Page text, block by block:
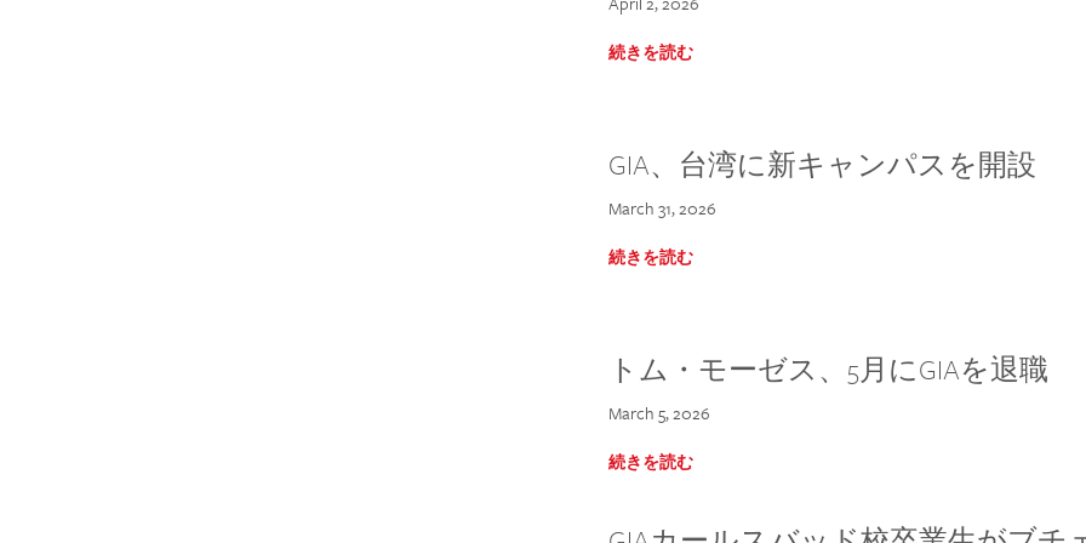
続きを読む
GIA、台湾に新キャンパスを開設
March 31, 2026
続きを読む
トム・モーゼス、5月にGIAを退職
March 5, 2026
続きを読む